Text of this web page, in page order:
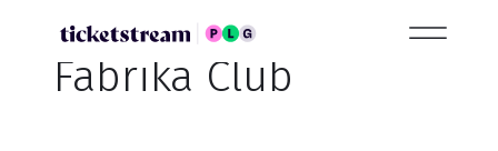
Fabrika Club